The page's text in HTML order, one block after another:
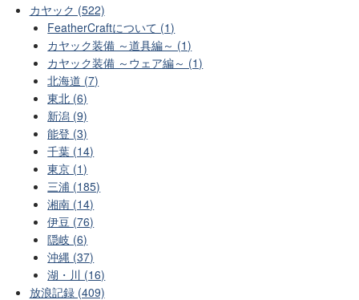
カヤック (522)
FeatherCraftについて (1)
カヤック装備 ～道具編～ (1)
カヤック装備 ～ウェア編～ (1)
北海道 (7)
東北 (6)
新潟 (9)
能登 (3)
千葉 (14)
東京 (1)
三浦 (185)
湘南 (14)
伊豆 (76)
隠岐 (6)
沖縄 (37)
湖・川 (16)
放浪記録 (409)